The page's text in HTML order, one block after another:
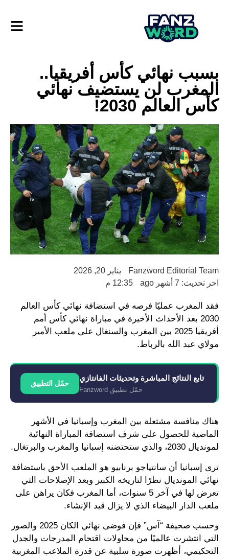
بسبب نهائي كأس أفريقيا..
المغرب لن يستضيف نهائي
كأس العالم 2030!
Fanzword Editorial Team
يناير 20, 2026
اخر تحديث: 7 أشهر ago
12:35 م
فقد المغرب عمليًا فرصه في استضافة نهائي كأس العالم
2030 بعد الأحداث الأخيرة في مباراة نهائي كأس أمم
أفريقيا 2025 بين المغرب والسنغال على ملعب الأمير
مولاي عبد الله بالرباط.
تابع النتائج المباشرة وتحديثات الفانتازي
حمّل تطبيق Fanzword
حمّل التطبيق
هناك منافسة مشتعلة بين المغرب وإسبانيا في الأشهر
الماضية للحصول على شرف استضافة المباراة النهائية
لمونديال 2030، والذي ستحتضنه إسبانيا والمغرب والبرتغال.
ترى إسبانيا أن سانتياجو برنابيو هو الملعب الأحق باستضافة
نهائي المونديال نظرًا لتاريخه الكبير وبعد الإصلاحات التي
تعرض لها في آخر 5 سنوات، أما المغرب فكان يراهن على
ملعب الدار البيضاء الذي لا يزال قيد الإنشاء.
وحسب صحيفة “آس” فإن فوضى نهائي الكان 2025 والصور
التي انتشرت عالميًا من محاولات اقتحام المدرجات والجدل
التحكيمي، أظهرت صورة سلبية عن قدرة الملاعب المغربية